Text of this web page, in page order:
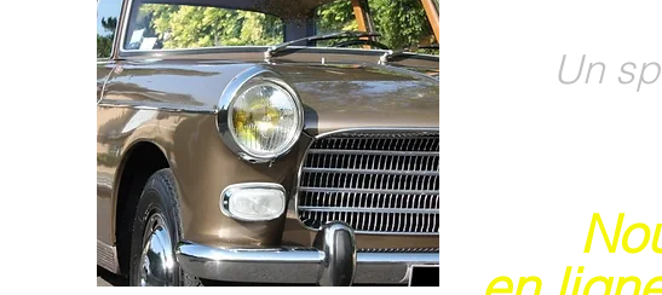
Un